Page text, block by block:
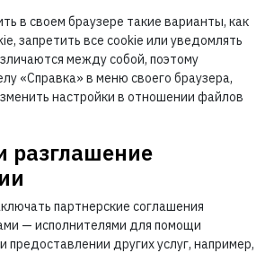
в своем браузере такие варианты, как
запретить все cookie или уведомлять
между собой, поэтому
«Справка» в меню своего браузера,
настройки в отношении файлов
разглашение
партнерские соглашения
— исполнителями для помощи
предоставлении других услуг, например,